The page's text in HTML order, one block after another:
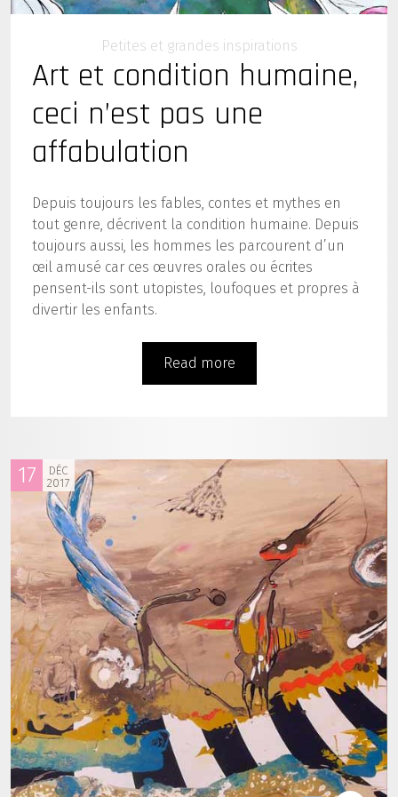
Petites et grandes inspirations
Art et condition humaine,
ceci n’est pas une
affabulation
Depuis toujours les fables, contes et mythes en
tout genre, décrivent la condition humaine. Depuis
toujours aussi, les hommes les parcourent d’un
œil amusé car ces œuvres orales ou écrites
pensent-ils sont utopistes, loufoques et propres à
divertir les enfants.
Read more
17
DÉC
2017